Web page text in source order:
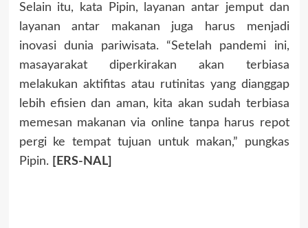
Selain itu, kata Pipin, layanan antar jemput dan
layanan antar makanan juga harus menjadi
inovasi dunia pariwisata. “Setelah pandemi ini,
masayarakat diperkirakan akan terbiasa
melakukan aktifitas atau rutinitas yang dianggap
lebih efisien dan aman, kita akan sudah terbiasa
memesan makanan via online tanpa harus repot
pergi ke tempat tujuan untuk makan,” pungkas
Pipin.
[ERS-NAL]